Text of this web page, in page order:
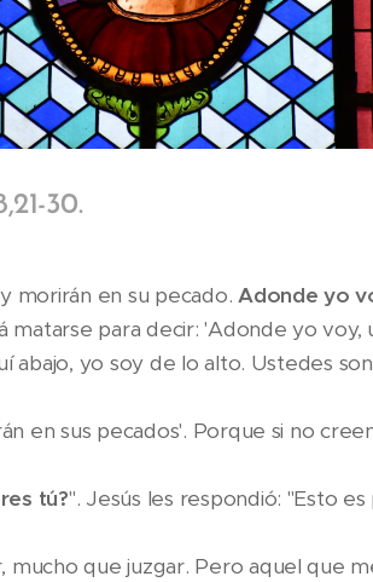
30.
morirán en su pecado.Adonde yo
matarse para decir: 'Adonde yo voy,
abajo, yo soy de lo alto. Ustedes
en sus pecados'. Porque si no
tú?". Jesús les respondió: "Esto
que juzgar. Pero aquel que